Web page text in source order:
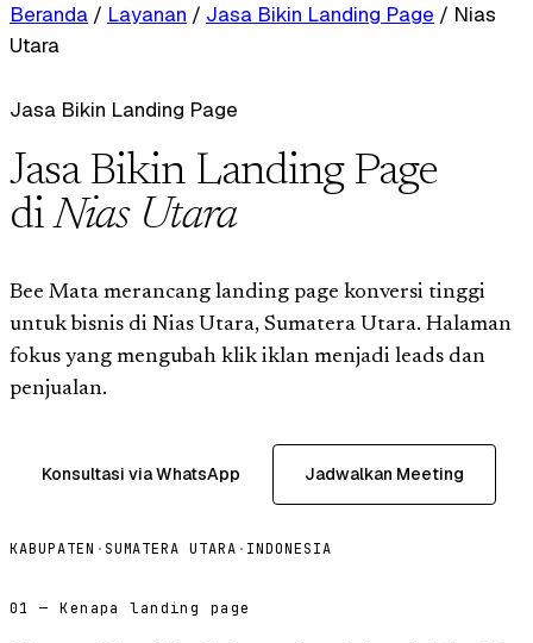
Beranda / Layanan / Jasa Bikin Landing Page / Nias
Utara
Jasa Bikin Landing Page
Jasa Bikin Landing Page
diNias Utara
Bee Mata merancang landing page konversi tinggi
untuk bisnis di Nias Utara, Sumatera Utara. Halaman
fokus yang mengubah klik iklan menjadi leads dan
penjualan.
Konsultasi via WhatsApp Jadwalkan Meeting
KABUPATEN · SUMATERA UTARA · INDONESIA
01 — Kenapa landing page